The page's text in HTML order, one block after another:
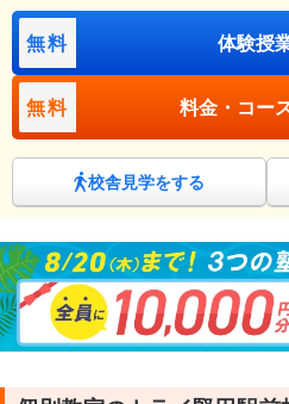
無料 体験授
無料 料金・コー
校舎見学をする